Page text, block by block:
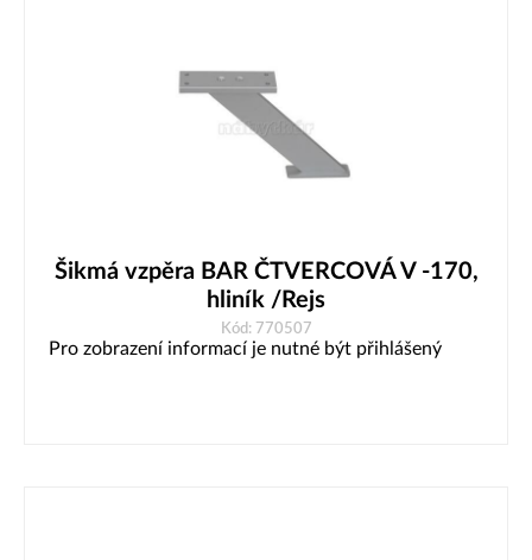
Šikmá vzpěra BAR ČTVERCOVÁ V -170,
hliník /Rejs
Kód: 770507
Pro zobrazení informací je nutné být přihlášený